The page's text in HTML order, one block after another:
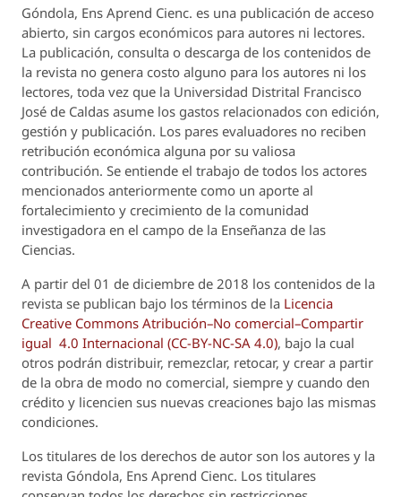
Góndola, Ens Aprend Cienc. es una publicación de acceso
abierto, sin cargos económicos para autores ni lectores.
La publicación, consulta o descarga de los contenidos de
la revista no genera costo alguno para los autores ni los
lectores, toda vez que la Universidad Distrital Francisco
José de Caldas asume los gastos relacionados con edición,
gestión y publicación. Los pares evaluadores no reciben
retribución económica alguna por su valiosa
contribución. Se entiende el trabajo de todos los actores
mencionados anteriormente como un aporte al
fortalecimiento y crecimiento de la comunidad
investigadora en el campo de la Enseñanza de las
Ciencias.
A partir del 01 de diciembre de 2018 los contenidos de la
revista se publican bajo los términos de la Licencia
Creative Commons Atribución–No comercial–Compartir
igual 4.0 Internacional (CC-BY-NC-SA 4.0), bajo la cual
otros podrán distribuir, remezclar, retocar, y crear a partir
de la obra de modo no comercial, siempre y cuando den
crédito y licencien sus nuevas creaciones bajo las mismas
condiciones.
Los titulares de los derechos de autor son los autores y la
revista Góndola, Ens Aprend Cienc. Los titulares